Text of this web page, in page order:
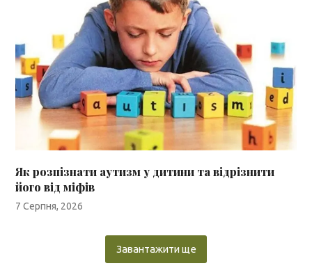
Як розпізнати аутизм у дитини та відрізнити
його від міфів
7 Серпня, 2026
Завантажити ще